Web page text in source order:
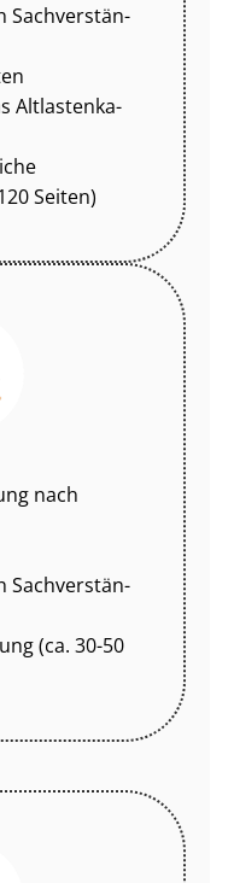
Sach­ver­stän­
Alt­las­ten­ka­
Seiten)
nach
Sach­ver­stän­
(ca. 30-50